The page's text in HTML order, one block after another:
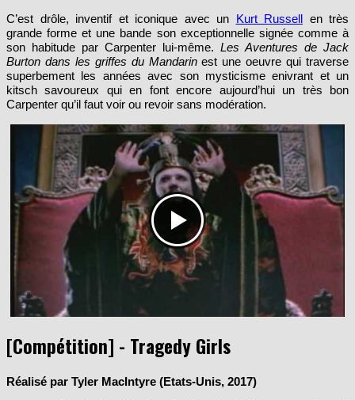
C’est drôle, inventif et iconique avec un Kurt Russell en très
grande forme et une bande son exceptionnelle signée comme à
son habitude par Carpenter lui-même. Les Aventures de Jack
Burton dans les griffes du Mandarinest une oeuvre qui traverse
superbement les années avec son mysticisme enivrant et un
kitsch savoureux qui en font encore aujourd’hui un très bon
Carpenter qu’il faut voir ou revoir sans modération.
[Compétition] - Tragedy Girls
Réalisé par Tyler MacIntyre (Etats-Unis, 2017)